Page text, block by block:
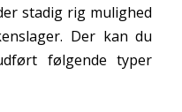
stadig rig mulighed
Der kan du
følgende typer